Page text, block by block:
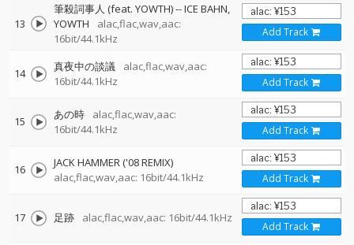
13
筆殺詞事人 (feat. YOWTH)--ICE BAHN
YOWTH
alac,flac,wav,aac:
16bit/44.1kHz
Add Track
14 真夜中の談議
alac,flac,wav,aac:
16bit/44.1kHz
Add Track
15 あの時
alac,flac,wav,aac:
16bit/44.1kHz
Add Track
16
JACK HAMMER ('08 REMIX)
alac,flac,wav,aac: 16bit/44.1kHz
Add Track
17 足跡 alac,flac,wav,aac: 16bit/44.1kHz
Add Track